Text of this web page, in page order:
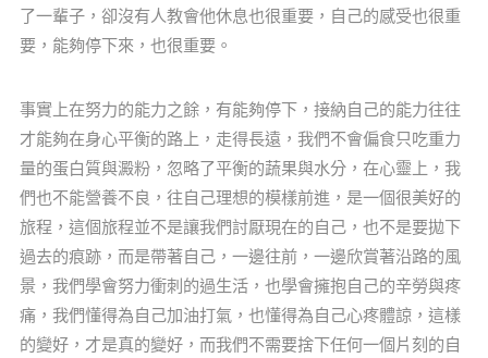
了一輩子，卻沒有人教會他休息也很重要，自己的感受也很重
要，能夠停下來，也很重要。
事實上在努力的能力之餘，有能夠停下，接納自己的能力往往
才能夠在身心平衡的路上，走得長遠，我們不會偏食只吃重力
量的蛋白質與澱粉，忽略了平衡的蔬果與水分，在心靈上，我
們也不能營養不良，往自己理想的模樣前進，是一個很美好的
旅程，這個旅程並不是讓我們討厭現在的自己，也不是要拋下
過去的痕跡，而是帶著自己，一邊往前，一邊欣賞著沿路的風
景，我們學會努力衝刺的過生活，也學會擁抱自己的辛勞與疼
痛，我們懂得為自己加油打氣，也懂得為自己心疼體諒，這樣
的變好，才是真的變好，而我們不需要捨下任何一個片刻的自